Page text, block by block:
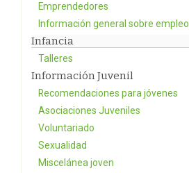
Emprendedores
Información general sobre empleo
Infancia
Talleres
Información Juvenil
Recomendaciones para jóvenes
Asociaciones Juveniles
Voluntariado
Sexualidad
Miscelánea joven